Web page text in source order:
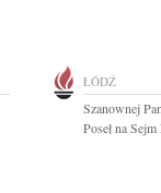
ŁÓDŹ
Szanownej
Poseł na